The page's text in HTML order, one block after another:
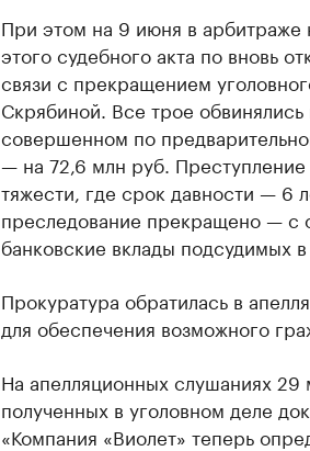
При этом на 9 июня в арбитраже
этого судебного акта по вновь
связи с прекращением
Скрябиной. Все трое обвинялись
совершенном по
— на 72,6 млн руб.
тяжести, где срок давности — 6
преследование прекращено — с
банковские вклады подсудимых
Прокуратура обратилась в
для обеспечения возможного
На апелляционных слушаниях 29
полученных в уголовном деле
«Компания «Виолет» теперь